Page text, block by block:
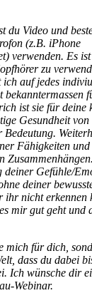
du Video und
(z.B. iPhone
verwenden. Es
zu
ich auf jedes
bekanntermassen
ist sie für deine
Gesundheit von
Bedeutung.
Fähigkeiten und
deiner Gefühle/
deiner
ihr nicht erkennen
mir gut geht und
mich für dich,
dass du dabei
Ich wünsche dir
Webinar.